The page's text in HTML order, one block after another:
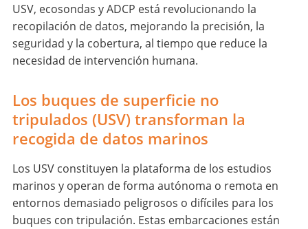
USV, ecosondas y ADCP está revolucionando la
recopilación de datos, mejorando la precisión, la
seguridad y la cobertura, al tiempo que reduce la
necesidad de intervención humana.
Los buques de superficie no
tripulados (USV) transforman la
recogida de datos marinos
Los USV constituyen la plataforma de los estudios
marinos y operan de forma autónoma o remota en
entornos demasiado peligrosos o difíciles para los
buques con tripulación. Estas embarcaciones están